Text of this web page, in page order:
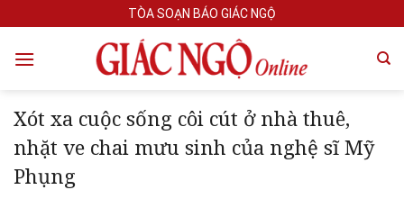
to
content
TÒA SOẠN BÁO GIÁC NGỘ
Xót xa cuộc sống côi cút ở nhà thuê,
nhặt ve chai mưu sinh của nghệ sĩ Mỹ
Phụng